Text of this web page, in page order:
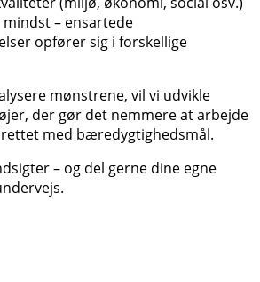
– ensartede
opfører sig i forskellige
mønstrene, vil vi udvikle
der gør det nemmere at arbejde
med bæredygtighedsmål.
– og del gerne dine egne